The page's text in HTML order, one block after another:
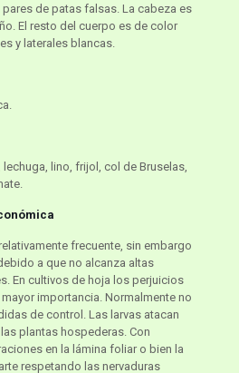
de patas falsas. La cabeza es
El resto del cuerpo es de color
y laterales blancas.
lino, frijol, col de Bruselas,
frecuente, sin embargo
a que no alcanza altas
En cultivos de hoja los perjuicios
importancia. Normalmente no
de control. Las larvas atacan
plantas hospederas. Con
en la lámina foliar o bien la
respetando las nervaduras